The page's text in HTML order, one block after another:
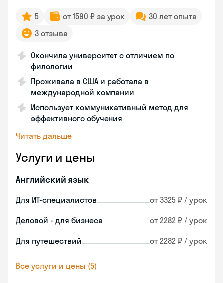
5 от 1590 ₽ за урок
30 лет опыта
3 отзыва
Окончила университет с отличием по
филологии
Проживала в США и работала в
международной компании
Использует коммуникативный метод для
эффективного обучения
Читать дальше
Услуги и цены
Английский язык
Для ИТ-специалистов от 3325 ₽ / урок
Деловой - для бизнеса от 2282 ₽ / урок
Для путешествий от 2282 ₽ / урок
Все услуги и цены (5)